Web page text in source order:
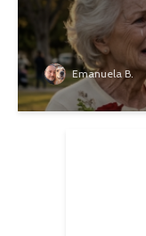
Emanuela B.